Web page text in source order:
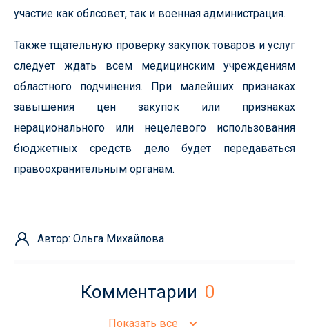
участие как облсовет, так и военная администрация.
Также тщательную проверку закупок товаров и услуг
следует ждать всем медицинским учреждениям
областного подчинения. При малейших признаках
завышения цен закупок или признаках
нерационального или нецелевого использования
бюджетных средств дело будет передаваться
правоохранительным органам.
Автор: Ольга Михайлова
Комментарии 0
Показать все